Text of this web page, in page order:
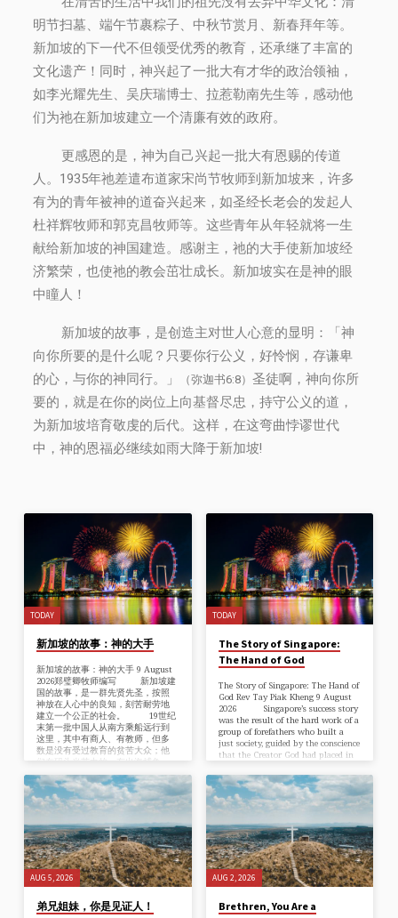
明节扫墓、端午节裹粽子、中秋节赏月、新春拜年等。
新加坡的下一代不但领受优秀的教育，还承继了丰富的
文化遗产！同时，神兴起了一批大有才华的政治领袖，
如李光耀先生、吴庆瑞博士、拉惹勒南先生等，感动他
们为祂在新加坡建立一个清廉有效的政府。
更感恩的是，神为自己兴起一批大有恩赐的传道
人。1935年祂差遣布道家宋尚节牧师到新加坡来，许多
有为的青年被神的道奋兴起来，如圣经长老会的发起人
杜祥辉牧师和郭克昌牧师等。这些青年从年轻就将一生
献给新加坡的神国建造。感谢主，祂的大手使新加坡经
济繁荣，也使祂的教会茁壮成长。新加坡实在是神的眼
中瞳人！
新加坡的故事，是创造主对世人心意的显明：「神
向你所要的是什么呢？只要你行公义，好怜悯，存谦卑
的心，与你的神同行。」
（弥迦书6:8） 圣徒啊，神向你所
要的，就是在你的岗位上向基督尽忠，持守公义的道，
为新加坡培育敬虔的后代。这样，在这弯曲悖谬世代
中，神的恩福必继续如雨大降于新加坡!
TODAY
新加坡的故事：神的大手
新加坡的故事：神的大手 9 August
2026郑璧卿牧师编写 新加坡建
国的故事，是一群先贤先圣，按照
神放在人心中的良知，刻苦耐劳地
建立一个公正的社会。 19世纪
末第一批中国人从南方乘船远行到
这里，其中有商人、有教师，但多
数是没有受过教育的贫苦大众；他
们在码头当苦力的、有出海捕鱼
的、有拉车的、有当舞女的、有当
三水婆（红头巾）等。他们为了谋
生，不得已把妻儿留在‘唐山’，自己
刻苦耐劳，省吃俭用，把挣到的血
力把新加坡早期的养生之道——转
口贸易建立起来。 神怜悯他
们，把慈善放在几位富有商人心
中，他们就起来建立同济医院、中
华医院等，给贫苦的人们免费看病
拿药，使他们在贫困中仍有安慰。
神祝福他们，赐他们儿女众多，
一个家养十几个孩子比比皆是。他
TODAY
The Story of Singapore:
The Hand of God
The Story of Singapore: The Hand of
God Rev Tay Piak Kheng 9 August
2026 Singapore’s success story
was the result of the hard work of a
group of forefathers who built a
just society, guided by the conscience
that the Creator God had placed in
of the 19th century, this first wave
of Chinese immigrants sailed far
from China to Singapore. Among
them were…
AUG 5, 2026
弟兄姐妹，你是见证人！
AUG 2, 2026
Brethren, You Are a